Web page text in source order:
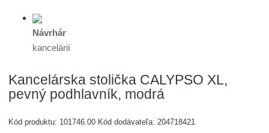
Návrhár
kancelárií
Kancelárska stolička CALYPSO XL,
pevný podhlavník, modrá
Kód produktu: 101746.00 Kód dodávateľa:204718421